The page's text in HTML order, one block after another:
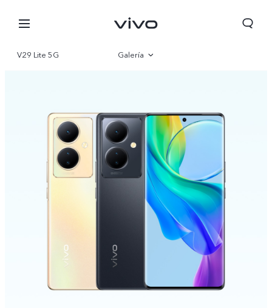
V29 Lite 5G Galería
Especificaciones